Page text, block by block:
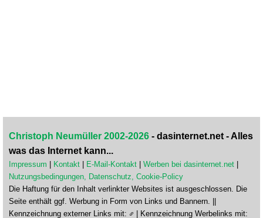
Christoph Neumüller 2002-2026 - dasinternet.net - Alles
was das Internet kann...
Impressum Kontakt E-Mail-Kontakt Werben bei dasinternet.net
Nutzungsbedingungen, Datenschutz, Cookie-Policy
Die Haftung für den Inhalt verlinkter Websites ist ausgeschlossen. Die
Seite enthält ggf. Werbung in Form von Links und Bannern. ||
Kennzeichnung externer Links mit:
| Kennzeichnung Werbelinks mit: